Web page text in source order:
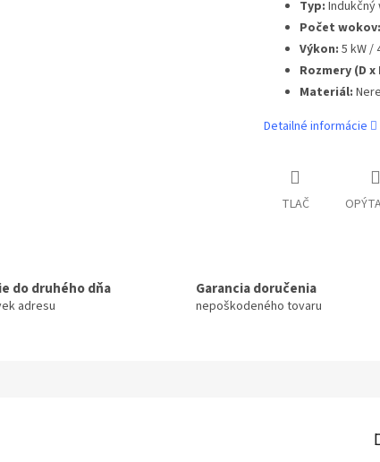
Typ: Indukčný
Počet wokov:
Výkon: 5 kW /
Rozmery (D x
Materiál:
Detailné informácie
TLAČ
do druhého dňa
adresu
Garancia doručenia
nepoškodeného tovaru